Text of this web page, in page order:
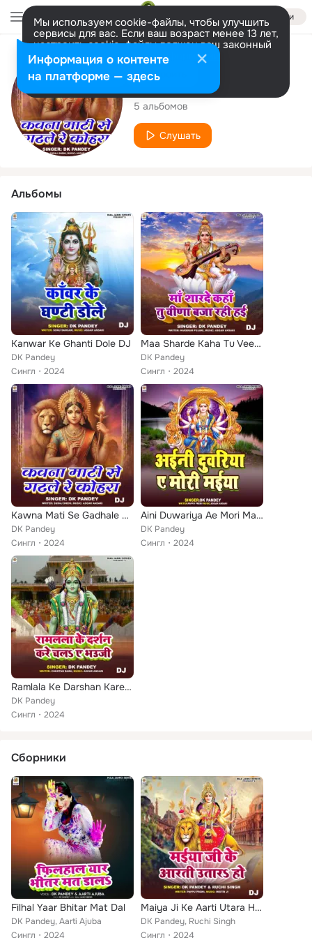
Войти
Мы используем cookie-файлы, чтобы улучшить
сервисы для вас. Если ваш возраст менее 13 лет,
настроить cookie-файлы должен ваш законный
представитель. Больше информации
Разрешить все Настроить
Исполнитель
DK Pandey
5 альбомов
Слушать
Альбомы
Kanwar Ke Ghanti Dole DJ
DK Pandey
Сингл
2024
Maa Sharde Kaha Tu Veena Baja Rahi Hai DJ
DK Pandey
Сингл
2024
Kawna Mati Se Gadhale Re Kohra DJ
DK Pandey
Сингл
2024
Aini Duwariya Ae Mori Maiya
DK Pandey
Сингл
2024
Ramlala Ke Darshan Kare Chala Ae Bhauji DJ
DK Pandey
Сингл
2024
Сборники
Filhal Yaar Bhitar Mat Dal
DK Pandey, Aarti Ajuba
Сингл
2024
Maiya Ji Ke Aarti Utara Ho DJ
DK Pandey, Ruchi Singh
Сингл
2024
Информация о контенте
на платформе — здесь